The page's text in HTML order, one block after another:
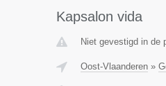
Kapsalon vida
Niet gevestigd in de
Oost-Vlaanderen»